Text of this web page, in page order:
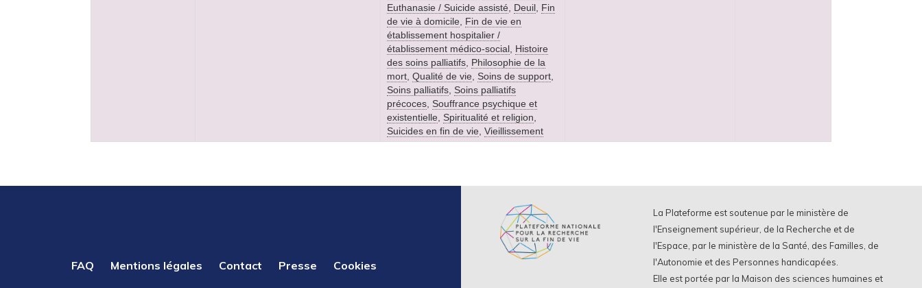
Euthanasie / Suicide assisté
Deuil
Fin
de vie à domicile
Fin de vie en
établissement hospitalier /
établissement médico-social
Histoire
des soins palliatifs
Philosophie de la
mort Qualité de vie Soins de support
Soins palliatifs Soins palliatifs
précoces Souffrance psychique et
existentielle
Spiritualité et religion
Suicides en fin de vie Vieillissement
FAQ Mentions légales Contact Presse Cookies
La Plateforme est soutenue par le ministère de
l'Enseignement supérieur, de la Recherche et de
l'Espace, par le ministère de la Santé, des Familles, de
l'Autonomie et des Personnes handicapées.
Elle est portée par la Maison des sciences humaines et